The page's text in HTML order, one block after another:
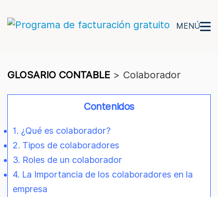
MENÚ
GLOSARIO CONTABLE > Colaborador
Contenidos
1. ¿Qué es colaborador?
2. Tipos de colaboradores
3. Roles de un colaborador
4. La Importancia de los colaboradores en la
empresa